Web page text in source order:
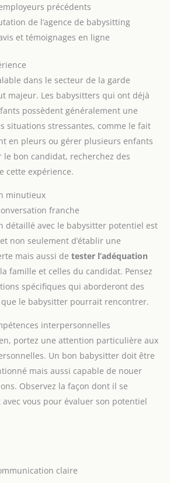
précédents
de l’agence de babysitting
et témoignages en ligne
dans le secteur de la garde
majeur. Les babysitters qui ont déjà
possèdent généralement une
situations stressantes, comme le fait
en pleurs ou gérer plusieurs enfants
le bon candidat, recherchez des
cette expérience.
minutieux
franche
détaillé avec le babysitter potentiel est
non seulement d’établir une
mais aussi de tester l’adéquation
famille et celles du candidat. Pensez
spécifiques qui aborderont des
le babysitter pourrait rencontrer.
interpersonnelles
portez une attention particulière aux
Un bon babysitter doit être
mais aussi capable de nouer
Observez la façon dont il se
vous pour évaluer son potentiel
claire